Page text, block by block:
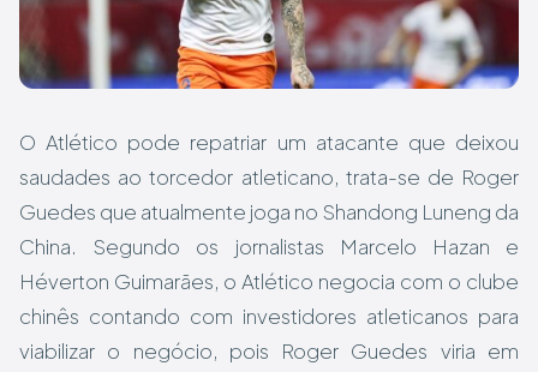
O Atlético pode repatriar um atacante que deixou
saudades ao torcedor atleticano, trata-se de Roger
Guedes que atualmente joga no Shandong Luneng da
China. Segundo os jornalistas Marcelo Hazan e
Héverton Guimarães, o Atlético negocia com o clube
chinês contando com investidores atleticanos para
viabilizar o negócio, pois Roger Guedes viria em